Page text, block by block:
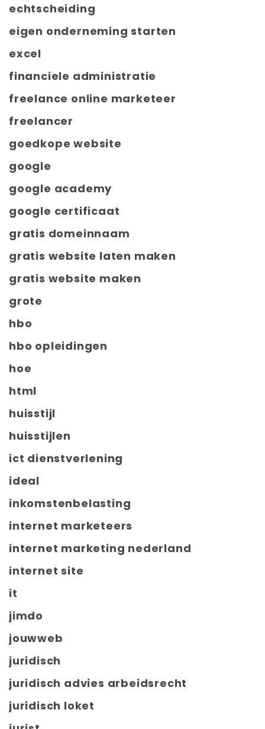
echtscheiding
eigen onderneming starten
excel
financiele administratie
freelance online marketeer
freelancer
goedkope website
google
google academy
google certificaat
gratis domeinnaam
gratis website laten maken
gratis website maken
grote
hbo
hbo opleidingen
hoe
html
huisstijl
huisstijlen
ict dienstverlening
ideal
inkomstenbelasting
internet marketeers
internet marketing nederland
internet site
it
jimdo
jouwweb
juridisch
juridisch advies arbeidsrecht
juridisch loket